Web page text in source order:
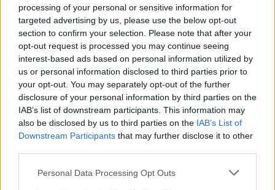
processing of your personal or sensitive information for
targeted advertising by us, please use the below opt-out
section to confirm your selection. Please note that after your
opt-out request is processed you may continue seeing
interest-based ads based on personal information utilized by
us or personal information disclosed to third parties prior to
your opt-out. You may separately opt-out of the further
disclosure of your personal information by third parties on the
IAB’s list of downstream participants. This information may
also be disclosed by us to third parties on the IAB’s List of
Downstream Participants that may further disclose it to other
Please note that this website/app uses one or more Google
Personal Data Processing Opt Outs
Meteo Olbia 7 agosto, sole e caldo tornano
protagonisti
Test tunnel Olbia: rampe chiuse ancora fino a
fine agosto